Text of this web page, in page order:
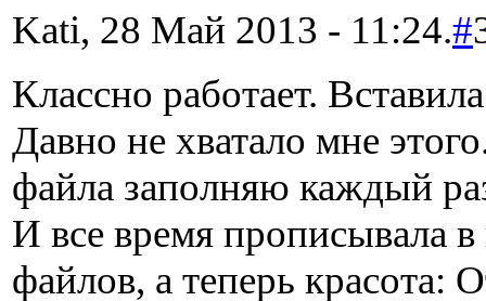
Kati, 28 Май 2013 - 11:24.#
Классно работает.
Давно не хватало мне
файла заполняю каждый
И все время прописывала в
файлов, а теперь красота: